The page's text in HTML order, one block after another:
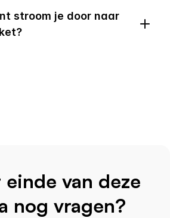
stroom je door naar
van deze
nog vragen?